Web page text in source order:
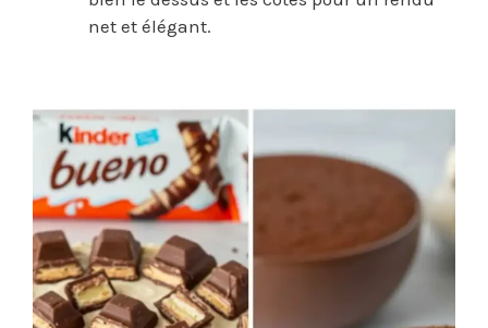
net et élégant.